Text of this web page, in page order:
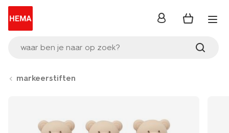
waar ben je naar op zoek?
inloggen
markeerstiften